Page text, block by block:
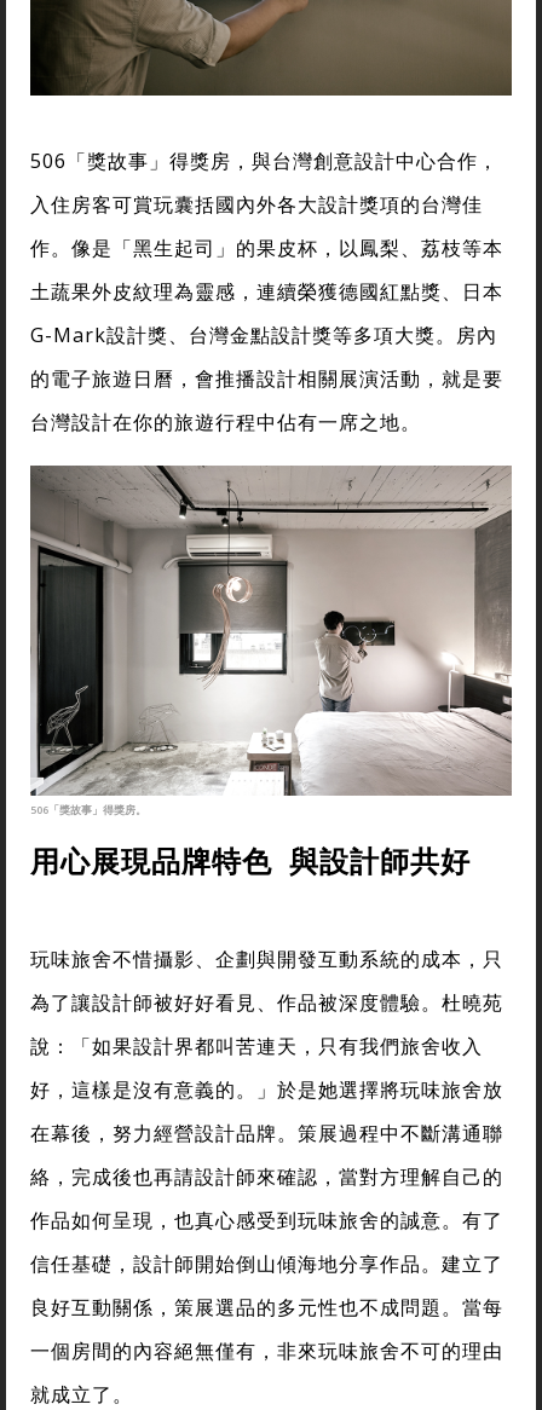
506「獎故事」得獎房，與台灣創意設計中心合作，
入住房客可賞玩囊括國內外各大設計獎項的台灣佳
作。像是「黑生起司」的果皮杯，以鳳梨、荔枝等本
土蔬果外皮紋理為靈感，連續榮獲德國紅點獎、日本
G-Mark設計獎、台灣金點設計獎等多項大獎。房內
的電子旅遊日曆，會推播設計相關展演活動，就是要
台灣設計在你的旅遊行程中佔有一席之地。
506「獎故事」得獎房。
用心展現品牌特色 與設計師共好
玩味旅舍不惜攝影、企劃與開發互動系統的成本，只
為了讓設計師被好好看見、作品被深度體驗。杜曉苑
說：「如果設計界都叫苦連天，只有我們旅舍收入
好，這樣是沒有意義的。」於是她選擇將玩味旅舍放
在幕後，努力經營設計品牌。策展過程中不斷溝通聯
絡，完成後也再請設計師來確認，當對方理解自己的
作品如何呈現，也真心感受到玩味旅舍的誠意。有了
信任基礎，設計師開始倒山傾海地分享作品。建立了
良好互動關係，策展選品的多元性也不成問題。當每
一個房間的內容絕無僅有，非來玩味旅舍不可的理由
就成立了。